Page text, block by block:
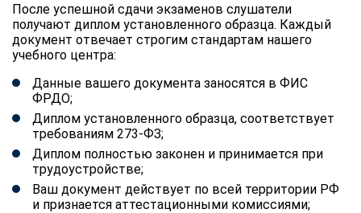
После успешной сдачи экзаменов слушатели
получают диплом установленного образца. Каждый
документ отвечает строгим стандартам нашего
учебного центра:
Данные вашего документа заносятся в ФИС
ФРДО;
Диплом установленного образца, соответствует
требованиям 273-ФЗ;
Диплом полностью законен и принимается при
трудоустройстве;
Ваш документ действует по всей территории РФ
и признается аттестационными комиссиями;